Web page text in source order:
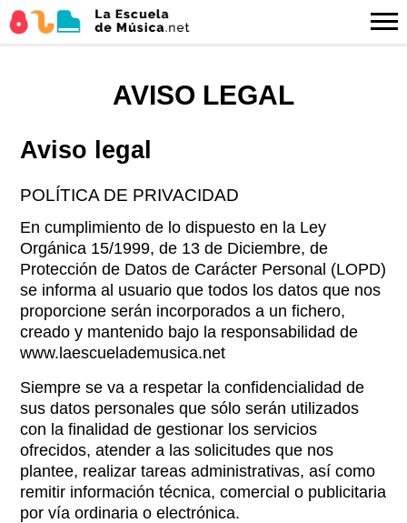
AVISO LEGAL
Aviso legal
POLÍTICA DE PRIVACIDAD
En cumplimiento de lo dispuesto en la Ley
Orgánica 15/1999, de 13 de Diciembre, de
Protección de Datos de Carácter Personal (LOPD)
se informa al usuario que todos los datos que nos
proporcione serán incorporados a un fichero,
creado y mantenido bajo la responsabilidad de
www.laescuelademusica.net
Siempre se va a respetar la confidencialidad de
sus datos personales que sólo serán utilizados
con la finalidad de gestionar los servicios
ofrecidos, atender a las solicitudes que nos
plantee, realizar tareas administrativas, así como
remitir información técnica, comercial o publicitaria
por vía ordinaria o electrónica.